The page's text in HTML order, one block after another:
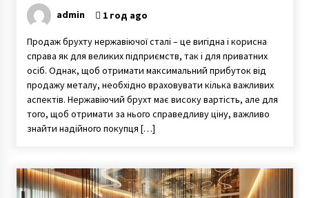
admin 1 год ago
Продаж брухту нержавіючої сталі – це вигідна і корисна
справа як для великих підприємств, так і для приватних
осіб. Однак, щоб отримати максимальний прибуток від
продажу металу, необхідно враховувати кілька важливих
аспектів. Нержавіючий брухт має високу вартість, але для
того, щоб отримати за нього справедливу ціну, важливо
знайти надійного покупця […]